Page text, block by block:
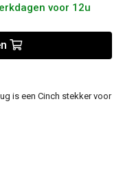
voor 12u
is een Cinch stekker voor